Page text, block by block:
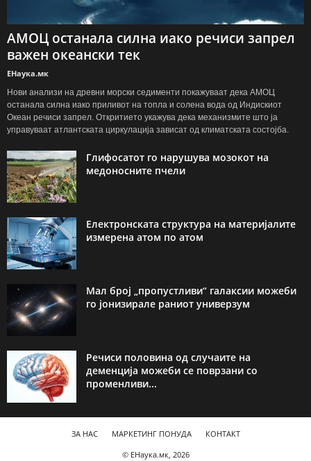
АМОЦ останала силна иако речиси запрел
важен океански тек
ЕНаука.мк
Нови анализи на древни морски седименти покажуваат дека АМОЦ
останала силна иако приливот на топла и солена вода од Индискиот
Океан речиси запрел. Откритието укажува дека механизмите што ја
управуваат атлантската циркулација зависат од климатската состојба.
Глифосатот го нарушува мозокот на
медоносните пчели
Електронската структура на материјалите
измерена атом по атом
Мал број „пропустливи“ галаксии можеби
го јонизирале раниот универзум
Речиси половина од случаите на
деменција можеби се поврзани со
променливи...
ЗА НАС МАРКЕТИНГ ПОНУДА
КОНТАКТ
© ЕНаука.мк, 2026